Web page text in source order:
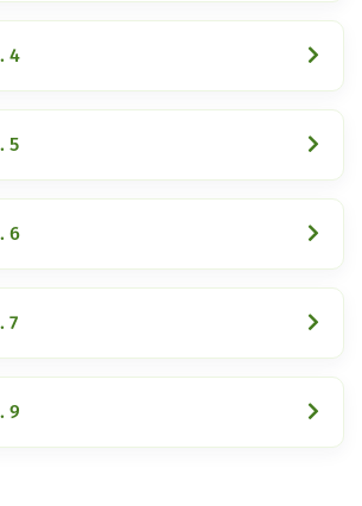
4
5
6
7
9